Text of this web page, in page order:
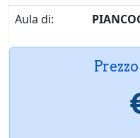
Aula di: